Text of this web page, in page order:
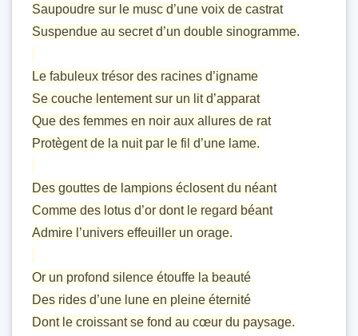
Saupoudre sur le musc d’une voix de castrat
Suspendue au secret d’un double sinogramme.
Le fabuleux trésor des racines d’igname
Se couche lentement sur un lit d’apparat
Que des femmes en noir aux allures de rat
Protègent de la nuit par le fil d’une lame.
Des gouttes de lampions éclosent du néant
Comme des lotus d’or dont le regard béant
Admire l’univers effeuiller un orage.
Or un profond silence étouffe la beauté
Des rides d’une lune en pleine éternité
Dont le croissant se fond au cœur du paysage.